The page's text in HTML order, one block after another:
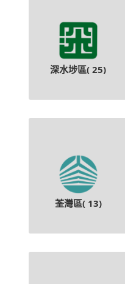
深水埗區( 25)
荃灣區( 13)